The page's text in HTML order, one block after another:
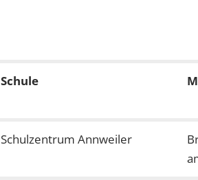
Schule
Schulzentrum Annweiler